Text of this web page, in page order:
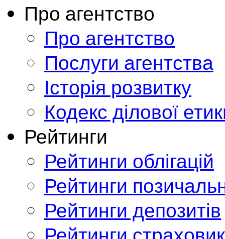
Про агентство
Про агентство
Послуги агентства
Історія розвитку
Кодекс ділової
Рейтинги
Рейтинги облігацій
Рейтинги
Рейтинги депозитів